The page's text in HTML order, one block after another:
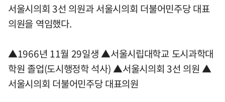
서울시의회 3선 의원과 서울시의회 더불어민주당 대표
의원을 역임했다.
▲1966년 11월 29일생 ▲서울시립대학교 도시과학대
학원 졸업(도시행정학 석사) ▲서울시의회 3선 의원 ▲
서울시의회 더불어민주당 대표의원